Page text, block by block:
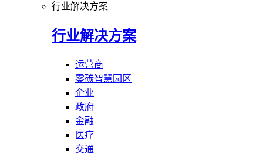
行业解决方案
行业解决方案
运营商
零碳智慧园区
企业
政府
金融
医疗
交通